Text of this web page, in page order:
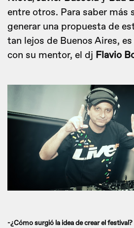
entre otros. Para saber más
generar una propuesta de
tan lejos de Buenos Aires,
con su mentor, el dj Flavio
-¿Cómo surgió la idea de crear el festival?